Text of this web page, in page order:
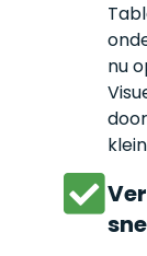
nu